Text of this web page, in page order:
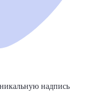
надпись